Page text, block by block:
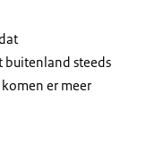
buitenland steeds
er meer